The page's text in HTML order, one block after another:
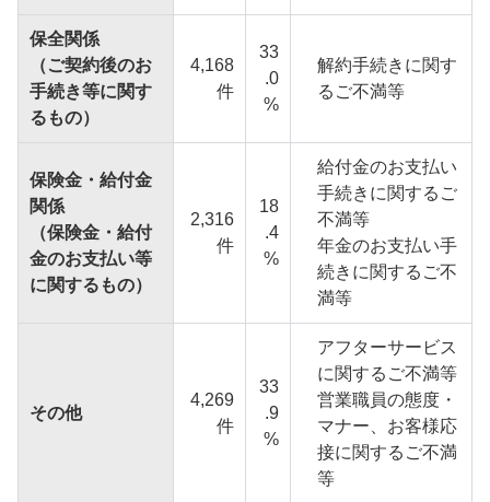
保全関係
（ご契約後のお
手続き等に関す
るもの）
4,168
件
33
.0
%
解約手続きに関す
るご不満等
保険金・給付金
関係
（保険金・給付
金のお支払い等
に関するもの）
2,316
件
18
.4
%
給付金のお支払い
手続きに関するご
不満等
年金のお支払い手
続きに関するご不
満等
その他
4,269
件
33
.9
%
アフターサービス
に関するご不満等
営業職員の態度・
マナー、お客様応
接に関するご不満
等